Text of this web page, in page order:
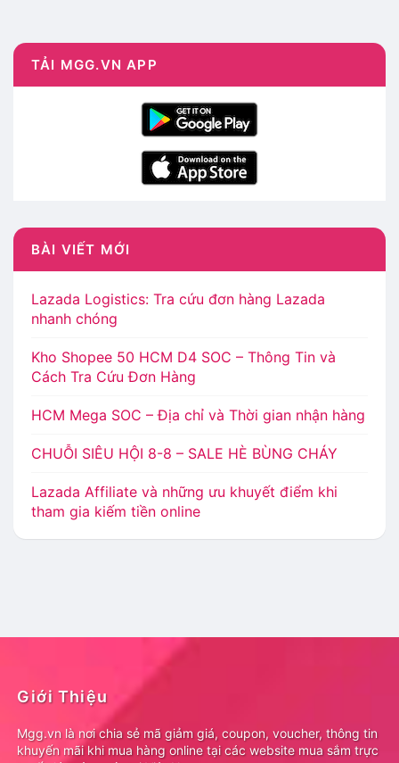
TẢI MGG.VN APP
BÀI VIẾT MỚI
Lazada Logistics: Tra cứu đơn hàng Lazada
nhanh chóng
Kho Shopee 50 HCM D4 SOC – Thông Tin và
Cách Tra Cứu Đơn Hàng
HCM Mega SOC – Địa chỉ và Thời gian nhận hàng
CHUỖI SIÊU HỘI 8-8 – SALE HÈ BÙNG CHÁY
Lazada Affiliate và những ưu khuyết điểm khi
tham gia kiếm tiền online
Giới Thiệu
Mgg.vn là nơi chia sẻ mã giảm giá, coupon, voucher, thông tin
khuyến mãi khi mua hàng online tại các website mua sắm trực